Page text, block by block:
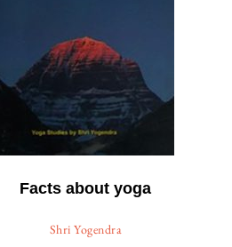
Facts about yoga
Shri Yogendra